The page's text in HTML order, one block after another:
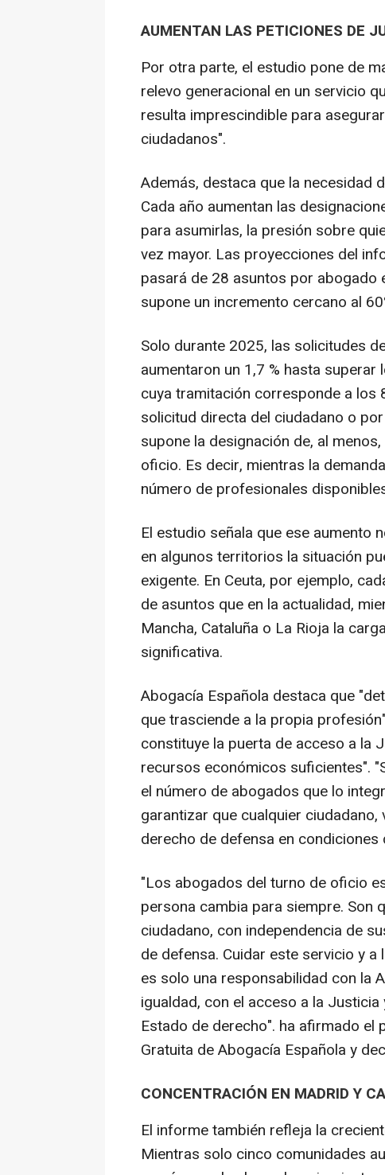
AUMENTAN LAS PETICIONES DE
Por otra parte, el estudio pone de
relevo generacional en un servicio
resulta imprescindible para
ciudadanos".
Además, destaca que la necesidad
Cada año aumentan las
para asumirlas, la presión sobre
vez mayor. Las proyecciones del
pasará de 28 asuntos por abogado
supone un incremento cercano al
Solo durante 2025, las solicitudes
aumentaron un 1,7 % hasta superar
cuya tramitación corresponde a los
solicitud directa del ciudadano o
supone la designación de, al
oficio. Es decir, mientras la
número de profesionales
El estudio señala que ese aumento
en algunos territorios la situación
exigente. En Ceuta, por ejemplo,
de asuntos que en la actualidad,
Mancha, Cataluña o La Rioja la
significativa.
Abogacía Española destaca que
que trasciende a la propia
constituye la puerta de acceso a la
recursos económicos suficientes".
el número de abogados que lo
garantizar que cualquier
derecho de defensa en condiciones
"Los abogados del turno de oficio
persona cambia para siempre. Son
ciudadano, con independencia de
de defensa. Cuidar este servicio y
es solo una responsabilidad con la
igualdad, con el acceso a la
Estado de derecho". ha afirmado
Gratuita de Abogacía Española y
CONCENTRACIÓN EN MADRID Y
El informe también refleja la
Mientras solo cinco comunidades